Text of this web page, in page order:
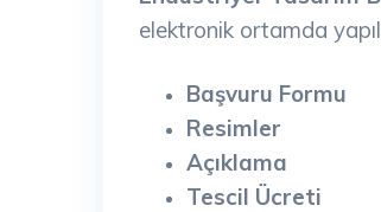
elektronik ortamda
Başvuru Formu
Resimler
Açıklama
Tescil Ücreti